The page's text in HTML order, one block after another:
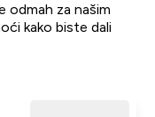
odmah za našim
kako biste dali